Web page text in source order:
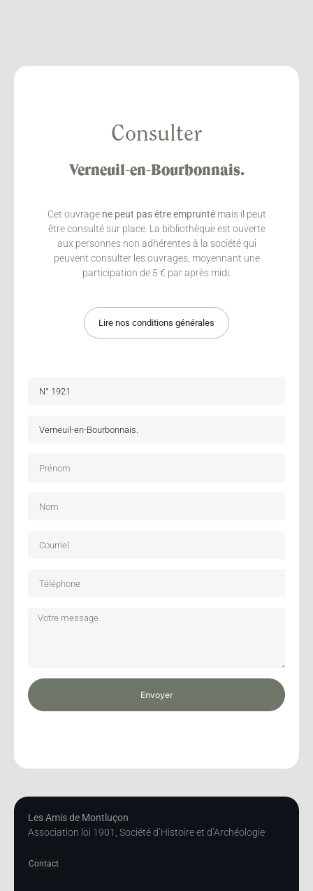
Consulter
Verneuil-en-Bourbonnais.
Cet ouvrage ne peut pas être empruntémais il peut
être consulté sur place. La bibliothèque est ouverte
aux personnes non adhérentes à la société qui
peuvent consulter les ouvrages, moyennant une
participation de 5 € par après midi.
Lire nos conditions générales
Envoyer
Les Amis de Montluçon
Association loi 1901, Société d’Histoire et d’Archéologie
Contact